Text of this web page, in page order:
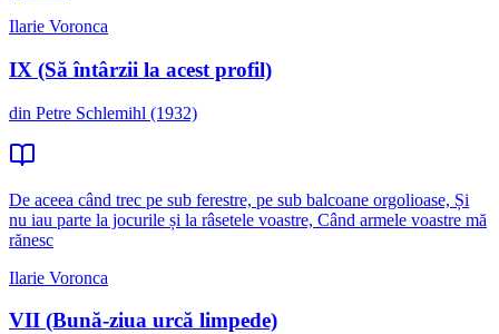
Ilarie Voronca
IX (Să întârzii la acest profil)
din Petre Schlemihl (1932)
De aceea când trec pe sub ferestre, pe sub balcoane orgolioase, Și
nu iau parte la jocurile și la râsetele voastre, Când armele voastre mă
rănesc
Ilarie Voronca
VII (Bună-ziua urcă limpede)